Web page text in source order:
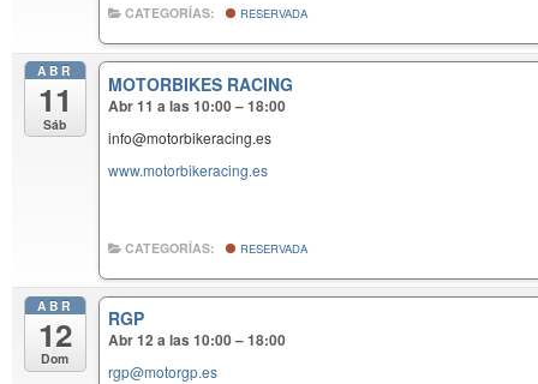
CATEGORÍAS: RESERVADA
ABR
11
Sáb
MOTORBIKES RACING
Abr 11 a las 10:00 – 18:00
info@motorbikeracing.es
www.motorbikeracing.es
CATEGORÍAS: RESERVADA
ABR
12
Dom
RGP
Abr 12 a las 10:00 – 18:00
rgp@motorgp.es